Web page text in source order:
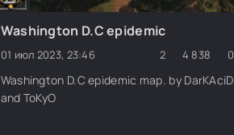
Washington D.C epidemic
01 июл 2023, 23:46 2 4 838 0
Washington D.C epidemic map. by DarKAciD
and ToKyO